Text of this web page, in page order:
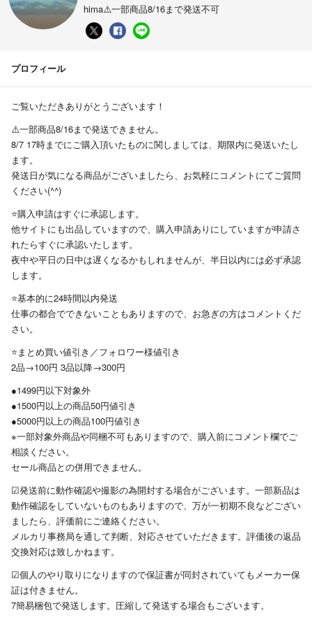
hima⚠️一部商品8/16まで発送不可
プロフィール
ご覧いただきありがとうございます！
⚠️一部商品8/16まで発送できません。
8/7 17時までにご購入頂いたものに関しましては、期限内に発送いたし
ます。
発送日が気になる商品がございましたら、お気軽にコメントにてご質問
ください(^^)
⭐️購入申請はすぐに承認します。
他サイトにも出品していますので、購入申請ありにしていますが申請さ
れたらすぐに承認いたします。
夜中や平日の日中は遅くなるかもしれませんが、半日以内には必ず承認
します。
⭐️基本的に24時間以内発送
仕事の都合でできないこともありますので、お急ぎの方はコメントくだ
さい。
⭐️まとめ買い値引き／フォロワー様値引き
2品→100円 3品以降→300円
●1499円以下対象外
●1500円以上の商品50円値引き
●5000円以上の商品100円値引き
※一部対象外商品や同梱不可もありますので、購入前にコメント欄でご
相談ください。
セール商品との併用できません。
☑︎発送前に動作確認や撮影の為開封する場合がございます。一部新品は
動作確認をしていないものもありますので、万が一初期不良などござい
ましたら、評価前にご連絡ください。
メルカリ事務局を通して判断、対応させていただきます。評価後の返品
交換対応は致しかねます。
☑︎個人のやり取りになりますので保証書が同封されていてもメーカー保
証は付きません。
7簡易梱包で発送します。圧縮して発送する場合もございます。